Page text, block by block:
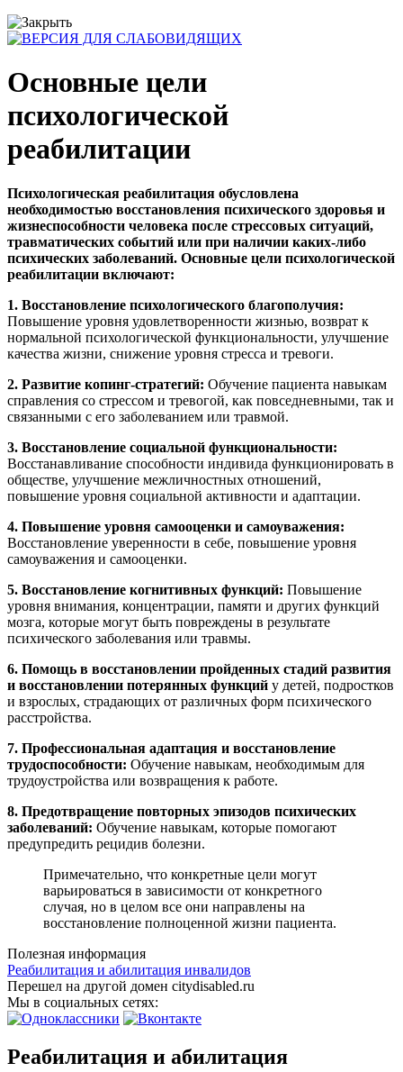
Основные цели
психологической
реабилитации
Психологическая реабилитация обусловлена
необходимостью восстановления психического здоровья и
жизнеспособности человека после стрессовых ситуаций,
травматических событий или при наличии каких-либо
психических заболеваний. Основные цели психологической
реабилитации включают:
1. Восстановление психологического благополучия:
Повышение уровня удовлетворенности жизнью, возврат к
нормальной психологической функциональности, улучшение
качества жизни, снижение уровня стресса и тревоги.
2. Развитие копинг-стратегий: Обучение пациента навыкам
справления со стрессом и тревогой, как повседневными, так и
связанными с его заболеванием или травмой.
3. Восстановление социальной функциональности:
Восстанавливание способности индивида функционировать в
обществе, улучшение межличностных отношений,
повышение уровня социальной активности и адаптации.
4. Повышение уровня самооценки и самоуважения:
Восстановление уверенности в себе, повышение уровня
самоуважения и самооценки.
5. Восстановление когнитивных функций: Повышение
уровня внимания, концентрации, памяти и других функций
мозга, которые могут быть повреждены в результате
психического заболевания или травмы.
6. Помощь в восстановлении пройденных стадий развития
и восстановлении потерянных функций у детей, подростков
и взрослых, страдающих от различных форм психического
расстройства.
7. Профессиональная адаптация и восстановление
трудоспособности: Обучение навыкам, необходимым для
трудоустройства или возвращения к работе.
8. Предотвращение повторных эпизодов психических
заболеваний: Обучение навыкам, которые помогают
предупредить рецидив болезни.
Примечательно, что конкретные цели могут
варьироваться в зависимости от конкретного
случая, но в целом все они направлены на
восстановление полноценной жизни пациента.
Полезная информация
Реабилитация и абилитация инвалидов
Перешел на другой домен citydisabled.ru
Мы в социальных сетях:
Реабилитация и абилитация